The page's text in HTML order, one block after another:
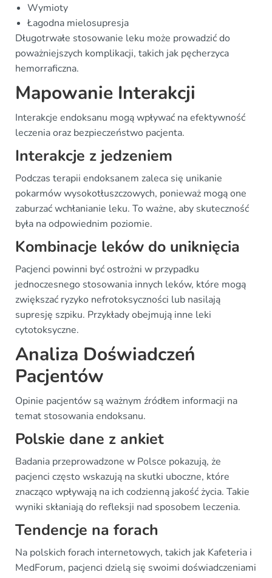
Wymioty
Łagodna mielosupresja
Długotrwałe stosowanie leku może prowadzić do
poważniejszych komplikacji, takich jak pęcherzyca
hemorraficzna.
Mapowanie Interakcji
Interakcje endoksanu mogą wpływać na efektywność
leczenia oraz bezpieczeństwo pacjenta.
Interakcje z jedzeniem
Podczas terapii endoksanem zaleca się unikanie
pokarmów wysokotłuszczowych, ponieważ mogą one
zaburzać wchłanianie leku. To ważne, aby skuteczność
była na odpowiednim poziomie.
Kombinacje leków do uniknięcia
Pacjenci powinni być ostrożni w przypadku
jednoczesnego stosowania innych leków, które mogą
zwiększać ryzyko nefrotoksyczności lub nasilają
supresję szpiku. Przykłady obejmują inne leki
cytotoksyczne.
Analiza Doświadczeń
Pacjentów
Opinie pacjentów są ważnym źródłem informacji na
temat stosowania endoksanu.
Polskie dane z ankiet
Badania przeprowadzone w Polsce pokazują, że
pacjenci często wskazują na skutki uboczne, które
znacząco wpływają na ich codzienną jakość życia. Takie
wyniki skłaniają do refleksji nad sposobem leczenia.
Tendencje na forach
Na polskich forach internetowych, takich jak Kafeteria i
MedForum, pacjenci dzielą się swoimi doświadczeniami